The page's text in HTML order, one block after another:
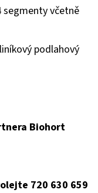
segmenty včetně
podlahový
Biohort
720 630 659